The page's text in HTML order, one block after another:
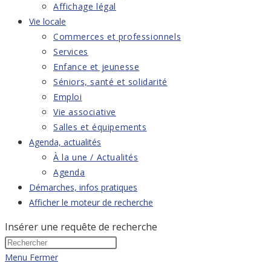
Affichage légal
Vie locale
Commerces et professionnels
Services
Enfance et jeunesse
Séniors, santé et solidarité
Emploi
Vie associative
Salles et équipements
Agenda, actualités
À la une / Actualités
Agenda
Démarches, infos pratiques
Afficher le moteur de recherche
Insérer une requête de recherche
Menu Fermer